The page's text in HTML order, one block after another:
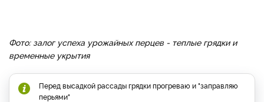
Фото: залог успеха урожайных перцев - теплые грядки и
временные укрытия
Перед высадкой рассады грядки прогреваю и "заправляю
перьями"